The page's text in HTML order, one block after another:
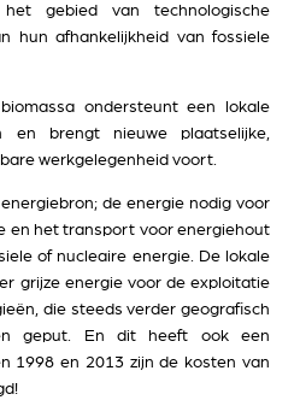
gebied van technologische
hun afhankelijkheid van fossiele
ondersteunt een lokale
brengt nieuwe plaatselijke,
werkgelegenheid voort.
de energie nodig voor
en het transport voor energiehout
of nucleaire energie. De lokale
grijze energie voor de exploitatie
die steeds verder geografisch
geput. En dit heeft ook een
1998 en 2013 zijn de kosten van